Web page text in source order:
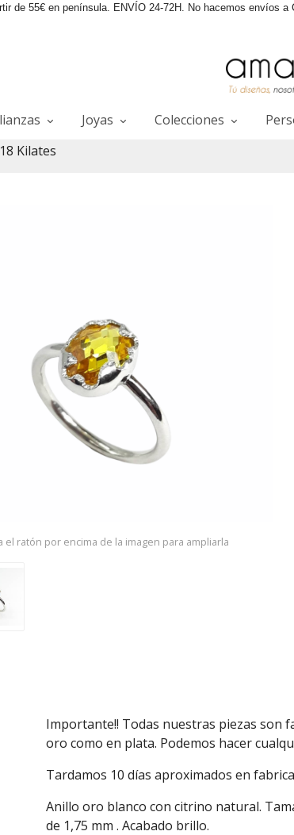
de 55€ en península. ENVÍO 24-72H. No hacemos envíos a
Joyas Colecciones
Kilates
el ratón por encima de la imagen para ampliarla
Importante!! Todas nuestras piezas son
oro como en plata. Podemos hacer
Tardamos 10 días aproximados en
Anillo oro blanco con citrino natural.
de 1,75 mm . Acabado brillo.